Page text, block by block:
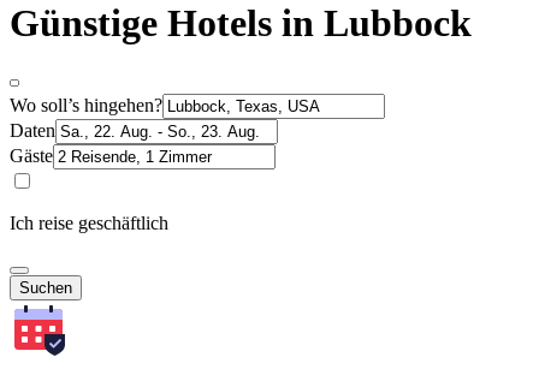
Günstige Hotels in Lubbock
Wo soll’s hingehen?
Daten
Gäste
Ich reise geschäftlich
Suchen